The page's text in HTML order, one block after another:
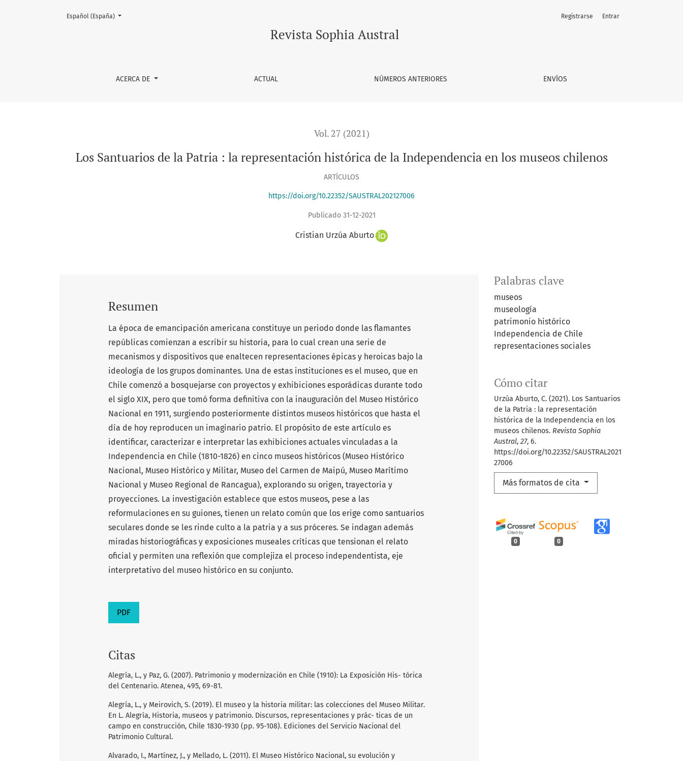
Los Santuarios de la Patria
Revista Sophia Austral
ACERCA DE ACTUAL NÚMEROS ANTERIORES ENVÍOS
Registrarse Entrar
Cambiar el idioma. El actual es:
Español (España)
Vol. 27 (2021)
Los Santuarios de la Patria : la representación histórica de la Independencia en los museos chilenos
ARTÍCULOS
https://doi.org/10.22352/SAUSTRAL202127006
Publicado 31-12-2021
Cristian Urzúa Aburto
Palabras clave
museos
museología
patrimonio histórico
Independencia de Chile
representaciones sociales
Cómo citar
Urzúa Aburto, C. (2021). Los Santuarios
de la Patria : la representación
histórica de la Independencia en los
museos chilenos. Revista Sophia
Austral, 27, 6.
https://doi.org/10.22352/SAUSTRAL2021
27006
Más formatos de cita
0 0
Resumen
La época de emancipación americana constituye un periodo donde las flamantes
repúblicas comienzan a escribir su historia, para lo cual crean una serie de
mecanismos y dispositivos que enaltecen representaciones épicas y heroicas bajo la
ideología de los grupos dominantes. Una de estas instituciones es el museo, que en
Chile comenzó a bosquejarse con proyectos y exhibiciones esporádicas durante todo
el siglo XIX, pero que tomó forma definitiva con la inauguración del Museo Histórico
Nacional en 1911, surgiendo posteriormente distintos museos históricos que hasta el
día de hoy reproducen un imaginario patrio. El propósito de este artículo es
identificar, caracterizar e interpretar las exhibiciones actuales vinculadas a la
Independencia en Chile (1810-1826) en cinco museos históricos (Museo Histórico
Nacional, Museo Histórico y Militar, Museo del Carmen de Maipú, Museo Marítimo
Nacional y Museo Regional de Rancagua), explorando su origen, trayectoria y
proyecciones. La investigación establece que estos museos, pese a las
reformulaciones en su guiones, tienen un relato común que los erige como santuarios
seculares donde se les rinde culto a la patria y a sus próceres. Se indagan además
miradas historiográficas y exposiciones museales críticas que tensionan el relato
oficial y permiten una reflexión que complejiza el proceso independentista, eje
interpretativo del museo histórico en su conjunto.
PDF
Citas
Alegría, L., y Paz, G. (2007). Patrimonio y modernización en Chile (1910): La Exposición His- tórica
del Centenario. Atenea, 495, 69-81.
Alegría, L., y Meirovich, S. (2019). El museo y la historia militar: las colecciones del Museo Militar.
En L. Alegría, Historia, museos y patrimonio. Discursos, representaciones y prác- ticas de un
campo en construcción, Chile 1830-1930 (pp. 95-108). Ediciones del Servicio Nacional del
Patrimonio Cultural.
Alvarado, I., Martínez, J., y Mellado, L. (2011). El Museo Histórico Nacional, su evolución y